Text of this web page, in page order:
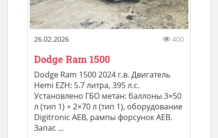
26.02.2026 400
Dodge Ram 1500
Dodge Ram 1500 2024 г.в. Двигатель
Hemi EZH: 5.7 литра, 395 л.с.
Установлено ГБО метан: баллоны 3×50
л (тип 1) + 2×70 л (тип 1), оборудование
Digitronic AEB, рампы форсунок AEB.
Запас ...